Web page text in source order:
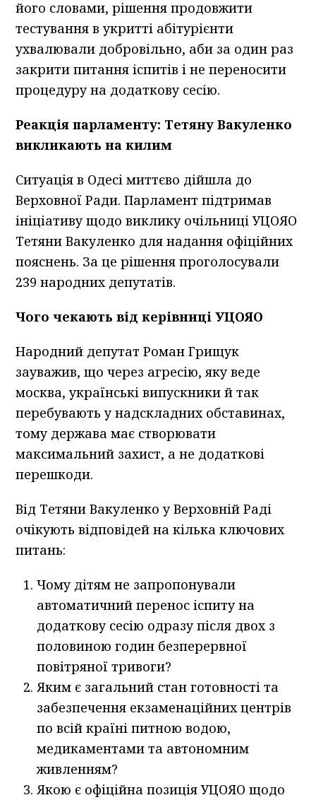
його словами, рішення продовжити
тестування в укритті абітурієнти
ухвалювали добровільно, аби за один раз
закрити питання іспитів і не переносити
процедуру на додаткову сесію.
Реакція парламенту: Тетяну Вакуленко
викликають на килим
Ситуація в Одесі миттєво дійшла до
Верховної Ради. Парламент підтримав
ініціативу щодо виклику очільниці УЦОЯО
Тетяни Вакуленко для надання офіційних
пояснень. За це рішення проголосували
239 народних депутатів.
Чого чекають від керівниці УЦОЯО
Народний депутат Роман Грищук
зауважив, що через агресію, яку веде
москва, українські випускники й так
перебувають у надскладних обставинах,
тому держава має створювати
максимальний захист, а не додаткові
перешкоди.
Від Тетяни Вакуленко у Верховній Раді
очікують відповідей на кілька ключових
питань:
Чому дітям не запропонували
автоматичний перенос іспиту на
додаткову сесію одразу після двох з
половиною годин безперервної
повітряної тривоги?
Яким є загальний стан готовності та
забезпечення екзаменаційних центрів
по всій країні питною водою,
медикаментами та автономним
живленням?
Якою є офіційна позиція УЦОЯО щодо